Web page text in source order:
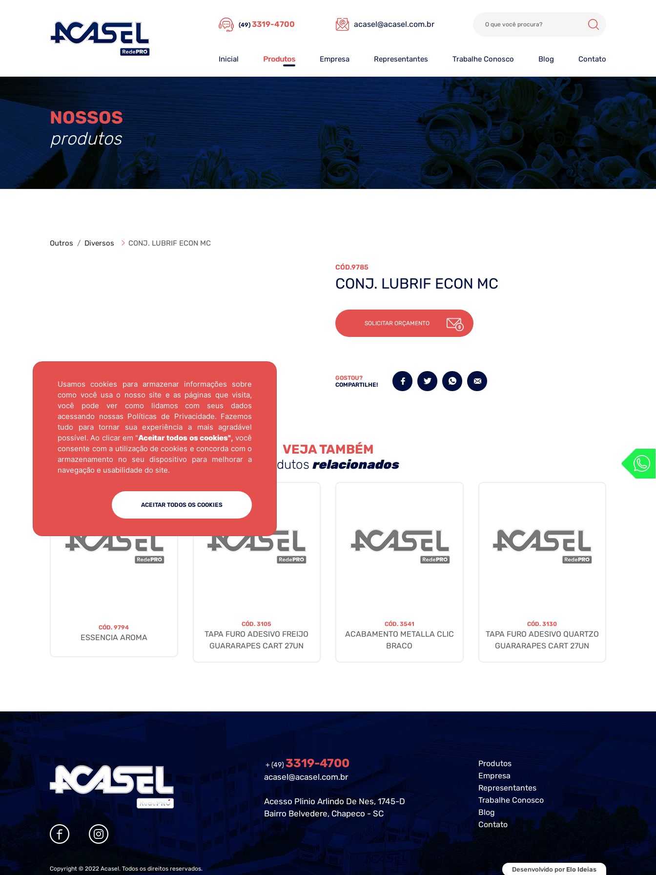
Usamos cookies para armazenar informações sobre
como você usa o nosso site e as páginas que visita,
você pode ver como lidamos com seus dados
acessando nossas Políticas de Privacidade. Fazemos
tudo para tornar sua experiência a mais agradável
possível. Ao clicar em "Aceitar todos os cookies", você
consente com a utilização de cookies e concorda com o
armazenamento no seu dispositivo para melhorar a
navegação e usabilidade do site.
ACEITAR TODOS OS COOKIES
(49) 3319-4700 acasel@acasel.com.br
Inicial Produtos Empresa Representantes Trabalhe Conosco Blog Contato
NOSSOS
produtos
Outros Diversos CONJ. LUBRIF ECON MC
9785
CONJ. LUBRIF ECON MC
SOLICITAR ORÇAMENTO
GOSTOU?
COMPARTILHE!
VEJA TAMBÉM
produtos relacionados
CÓD.9794
ESSENCIA AROMA
CÓD.3105
TAPA FURO ADESIVO FREIJO
GUARARAPES CART 27UN
CÓD. 3541
ACABAMENTO METALLA CLIC
BRACO
CÓD.3130
TAPA FURO ADESIVO QUARTZO
GUARARAPES CART 27UN
+ (49) 3319-4700
acasel@acasel.com.br
Acesso Plinio Arlindo De Nes, 1745-D
Bairro Belvedere, Chapeco - SC
Produtos
Empresa
Representantes
Trabalhe Conosco
Blog
Contato
Copyright © 2022 Acasel. Todos os direitos reservados. Desenvolvido por Elo Ideias